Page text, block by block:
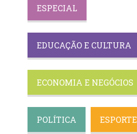
POLÍTICA ESPORTE
ECONOMIA E NEGÓCIOS
EDUCAÇÃO E CULTURA
ESPECIAL